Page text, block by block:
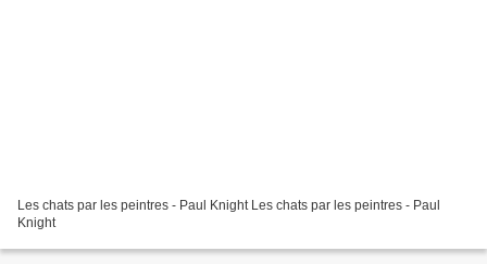
Les chats par les peintres - Paul Knight Les chats par les peintres - Paul
Knight